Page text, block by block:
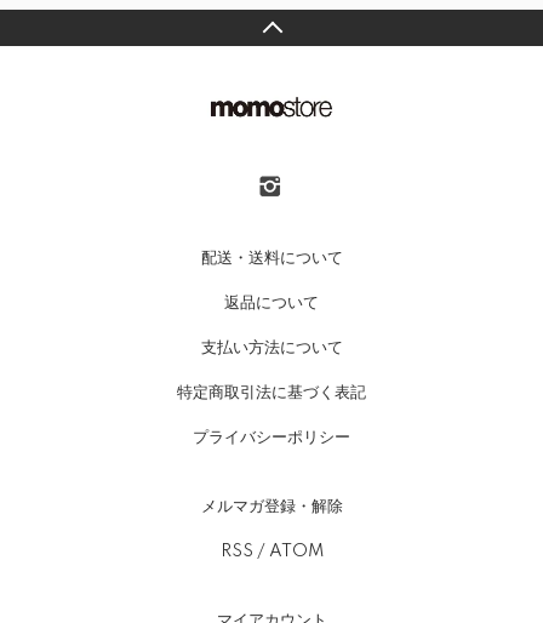
配送・送料について
返品について
支払い方法について
特定商取引法に基づく表記
プライバシーポリシー
メルマガ登録・解除
RSS / ATOM